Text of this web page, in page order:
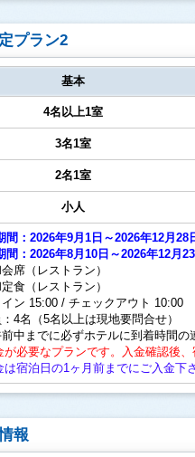
プラン2
基本
4名以上1室
3名1室
2名1室
小人
間：2026年9月1日～2026年12月28
間：2026年8月10日～2026年12月23
席（レストラン）
食（レストラン）
ン 15:00 / チェックアウト 10:00
4名（5名以上は現地要問合せ）
中までに必ずホテルに到着時間の
必要なプランです。入金確認後
宿泊日の1ヶ月前までにご入金下
報